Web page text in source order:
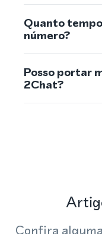
Quanto
número?
Posso portar
2Chat?
Confira